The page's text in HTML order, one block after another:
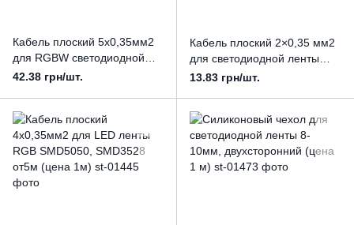
Кабель плоский 5х0,35мм2
для RGBW светодиодной
ленты SMD5050
42.38 грн/шт.
Кабель плоский 2×0,35 мм2
для светодиодной ленты
(МЕДНЫЙ) от 5м (цена 1м)
13.83 грн/шт.